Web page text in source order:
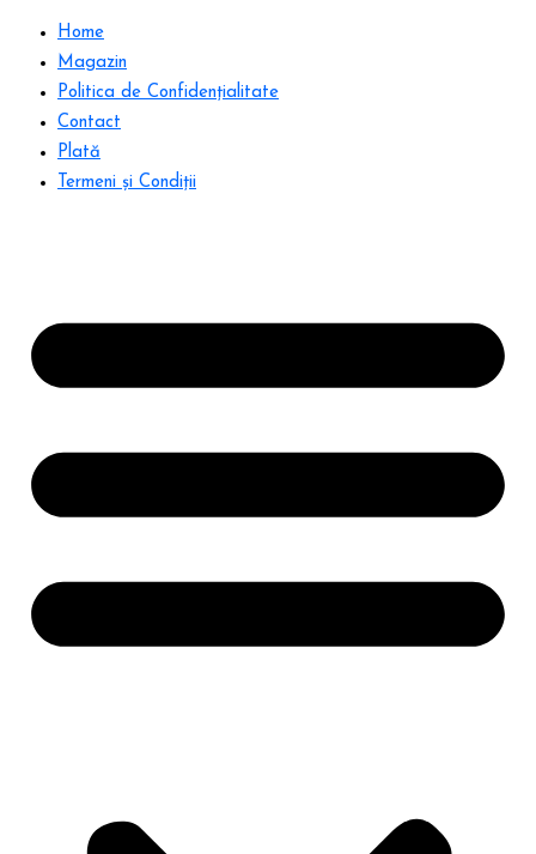
Home
Magazin
Politica de Confidențialitate
Contact
Plată
Termeni și Condiții